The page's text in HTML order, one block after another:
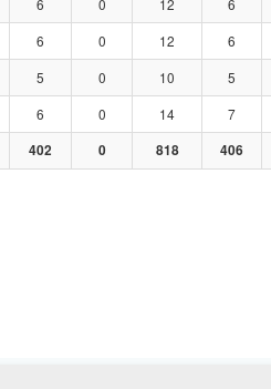
6 0 12 6
6 0 12 6
5 0 10 5
6 0 14 7
402 0 818 406